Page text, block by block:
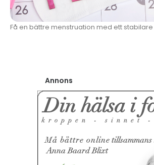
Få en bättre menstruation med ett
Annons